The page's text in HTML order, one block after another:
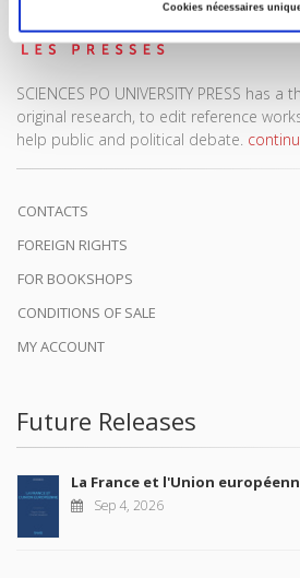
Cookies nécessaires
SCIENCES PO UNIVERSITY PRESS has
original research, to edit reference
help public and political debate.
CONTACTS
FOREIGN RIGHTS
FOR BOOKSHOPS
CONDITIONS OF SALE
MY ACCOUNT
Future Releases
La France et l'Union
Sep 4, 2026